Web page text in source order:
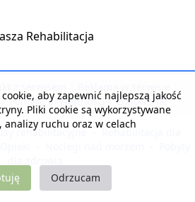
| Polityka prywatności | Logowanie
rehabilitacyjne - Rehabilitacja dla
aby zapewnić najlepszą jakość
Pliki cookie są wykorzystywane
ruchu oraz w celach
Odrzucam